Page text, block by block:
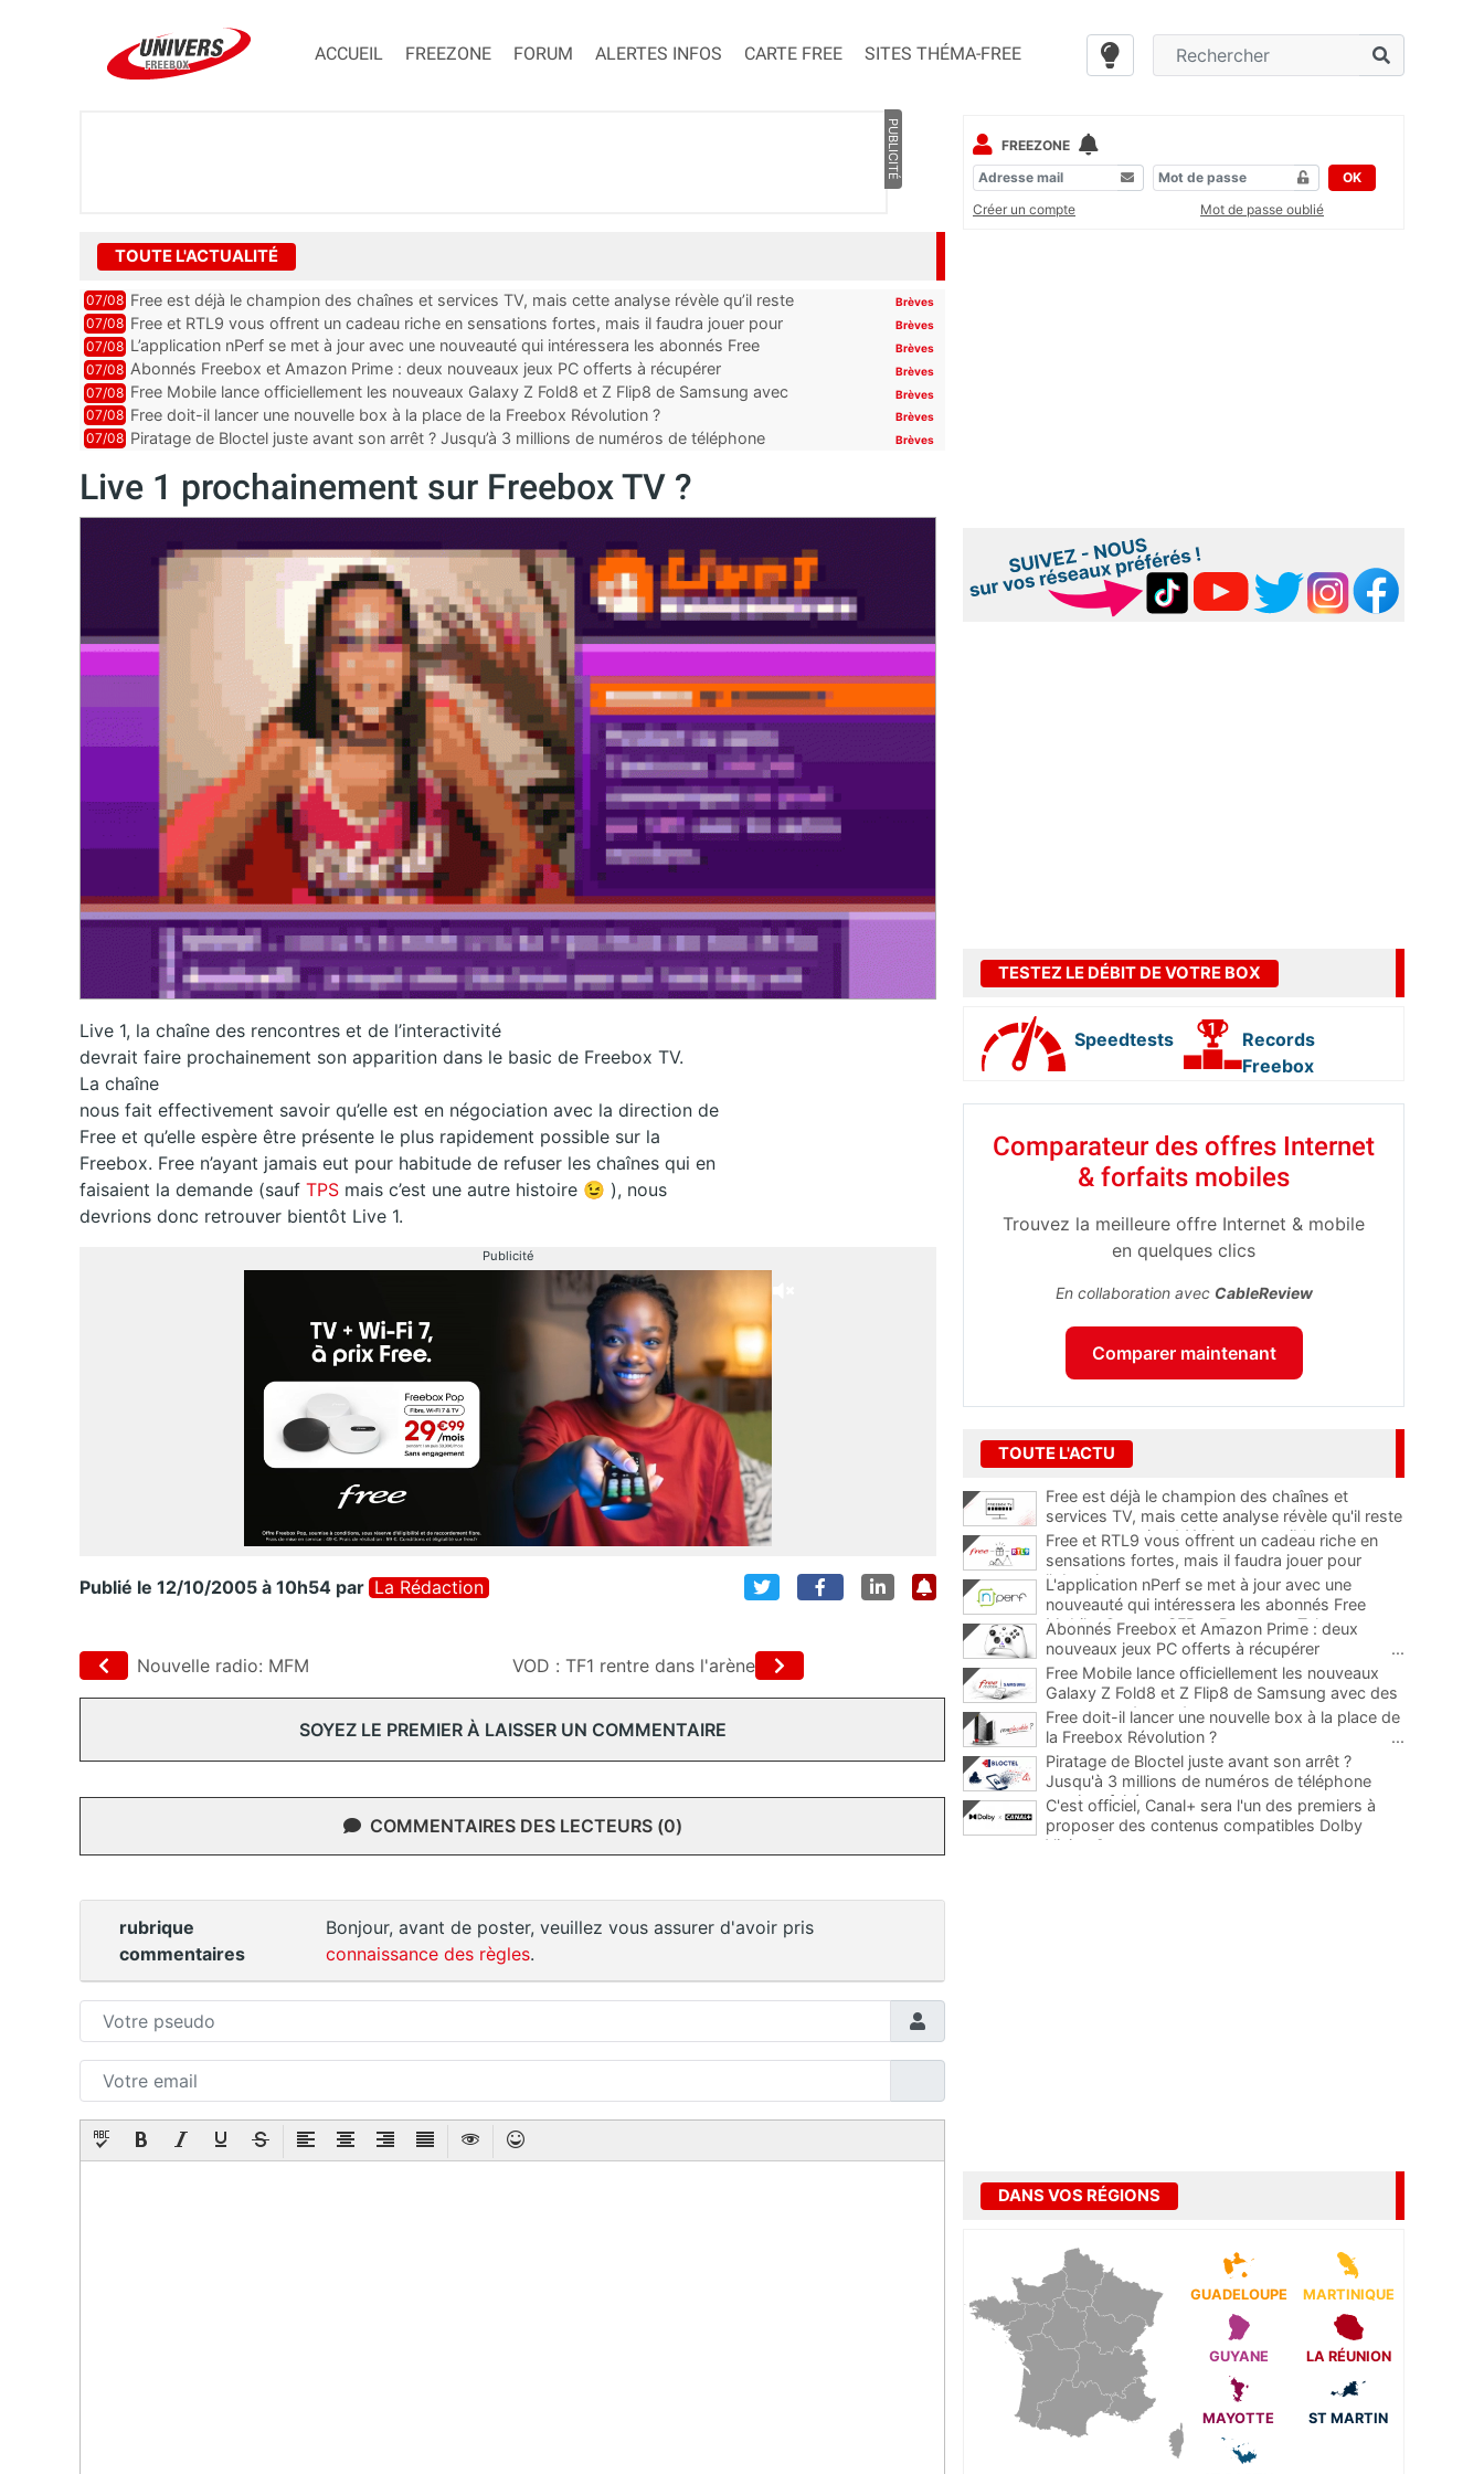
ACCUEIL FREEZONE FORUM ALERTES INFOS CARTE FREE SITES THÉMA-FREE
PUBLICITÉ
TOUTE L'ACTUALITÉ
07/08 Free est déjà le champion des chaînes et services TV, mais cette analyse révèle qu’il reste
encore au moin...
Brèves
07/08 Free et RTL9 vous offrent un cadeau riche en sensations fortes, mais il faudra jouer pour
l’obtenir
Brèves
07/08 L’application nPerf se met à jour avec une nouveauté qui intéressera les abonnés Free
Mobile, Orange, SFR ...
Brèves
07/08 Abonnés Freebox et Amazon Prime : deux nouveaux jeux PC offerts à récupérer Brèves
07/08 Free Mobile lance officiellement les nouveaux Galaxy Z Fold8 et Z Flip8 de Samsung avec
des promos et des cadeaux
Brèves
07/08 Free doit-il lancer une nouvelle box à la place de la Freebox Révolution ? Brèves
07/08 Piratage de Bloctel juste avant son arrêt ? Jusqu’à 3 millions de numéros de téléphone
Brèves
Live 1 prochainement sur Freebox TV ?
Live 1, la chaîne des rencontres et de l’interactivité
devrait faire prochainement son apparition dans le basic de Freebox TV.
La chaîne
nous fait effectivement savoir qu’elle est en négociation avec la direction de
Free et qu’elle espère être présente le plus rapidement possible sur la
Freebox. Free n’ayant jamais eut pour habitude de refuser les chaînes qui en
faisaient la demande (sauf TPS mais c’est une autre histoire 😉 ), nous
devrions donc retrouver bientôt Live 1.
Publicité
Publié le 12/10/2005 à 10h54 par La Rédaction
Nouvelle radio: MFM VOD : TF1 rentre dans l'arène
SOYEZ LE PREMIER À LAISSER UN COMMENTAIRE
COMMENTAIRES DES LECTEURS (0)
rubrique
commentaires
Bonjour, avant de poster, veuillez vous assurer d'avoir pris
connaissance des règles.
FREEZONE
OK
Créer un compte
Mot de passe oublié
TESTEZ LE DÉBIT DE VOTRE BOX
Speedtests
Records
Freebox
Comparateur des offres Internet
& forfaits mobiles
Trouvez la meilleure offre Internet & mobile
en quelques clics
En collaboration avec CableReview
Comparer maintenant
TOUTE L'ACTU
Free est déjà le champion des chaînes et
services TV, mais cette analyse révèle qu'il reste
encore au moins 141 ajouts possibles
Free et RTL9 vous offrent un cadeau riche en
sensations fortes, mais il faudra jouer pour
l'obtenir
L'application nPerf se met à jour avec une
nouveauté qui intéressera les abonnés Free
Mobile, Orange, SFR et Bouygues Telecom
Abonnés Freebox et Amazon Prime : deux
nouveaux jeux PC offerts à récupérer
...
Free Mobile lance officiellement les nouveaux
Galaxy Z Fold8 et Z Flip8 de Samsung avec des
promos et des cadeaux
...
Free doit-il lancer une nouvelle box à la place de
la Freebox Révolution ?
...
Piratage de Bloctel juste avant son arrêt ?
Jusqu'à 3 millions de numéros de téléphone
auraient fuité
C'est officiel, Canal+ sera l'un des premiers à
proposer des contenus compatibles Dolby
Vision 2
DANS VOS RÉGIONS
GUADELOUPE MARTINIQUE
GUYANE LA RÉUNION
MAYOTTE ST MARTIN